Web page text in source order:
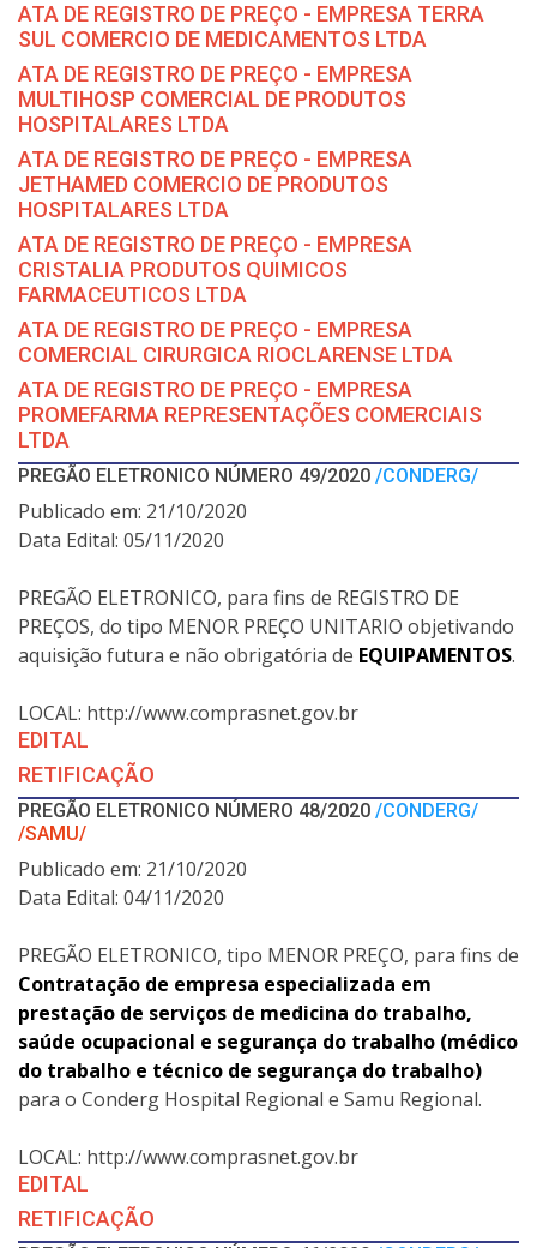
ATA DE REGISTRO DE PREÇO - EMPRESA TERRA
SUL COMERCIO DE MEDICAMENTOS LTDA
ATA DE REGISTRO DE PREÇO - EMPRESA
MULTIHOSP COMERCIAL DE PRODUTOS
HOSPITALARES LTDA
ATA DE REGISTRO DE PREÇO - EMPRESA
JETHAMED COMERCIO DE PRODUTOS
HOSPITALARES LTDA
ATA DE REGISTRO DE PREÇO - EMPRESA
CRISTALIA PRODUTOS QUIMICOS
FARMACEUTICOS LTDA
ATA DE REGISTRO DE PREÇO - EMPRESA
COMERCIAL CIRURGICA RIOCLARENSE LTDA
ATA DE REGISTRO DE PREÇO - EMPRESA
PROMEFARMA REPRESENTAÇÕES COMERCIAIS
LTDA
PREGÃO ELETRONICO NÚMERO 49/2020 /CONDERG/
Publicado em: 21/10/2020
Data Edital: 05/11/2020
PREGÃO ELETRONICO, para fins de REGISTRO DE
PREÇOS, do tipo MENOR PREÇO UNITARIO objetivando
aquisição futura e não obrigatória de EQUIPAMENTOS.
LOCAL: http://www.comprasnet.gov.br
EDITAL
RETIFICAÇÃO
PREGÃO ELETRONICO NÚMERO 48/2020 /CONDERG/
/SAMU/
Publicado em: 21/10/2020
Data Edital: 04/11/2020
PREGÃO ELETRONICO, tipo MENOR PREÇO, para fins de
Contratação de empresa especializada em
prestação de serviços de medicina do trabalho,
saúde ocupacional e segurança do trabalho (médico
do trabalho e técnico de segurança do trabalho)
para o Conderg Hospital Regional e Samu Regional.
LOCAL: http://www.comprasnet.gov.br
EDITAL
RETIFICAÇÃO